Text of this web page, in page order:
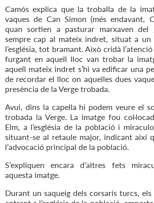
Camós explica que la troballa de la
vaques de Can Simon (més endavant,
quan sortien a pasturar marxaven
sempre cap al mateix indret, situat a un
l’església, tot bramant. Això cridà
furgant en aquell lloc van trobar la
aquell mateix indret s’hi va edificar una
de recordar el lloc on aquelles dues
presència de la Verge trobada.
Avui, dins la capella hi podem veure el
trobada la Verge. La imatge fou
Elm, a l’església de la població i
situant-se al retaule major, indicant així
l’advocació principal de la població.
S’expliquen encara d’altres fets
aquesta imatge.
Durant un saqueig dels corsaris turcs,